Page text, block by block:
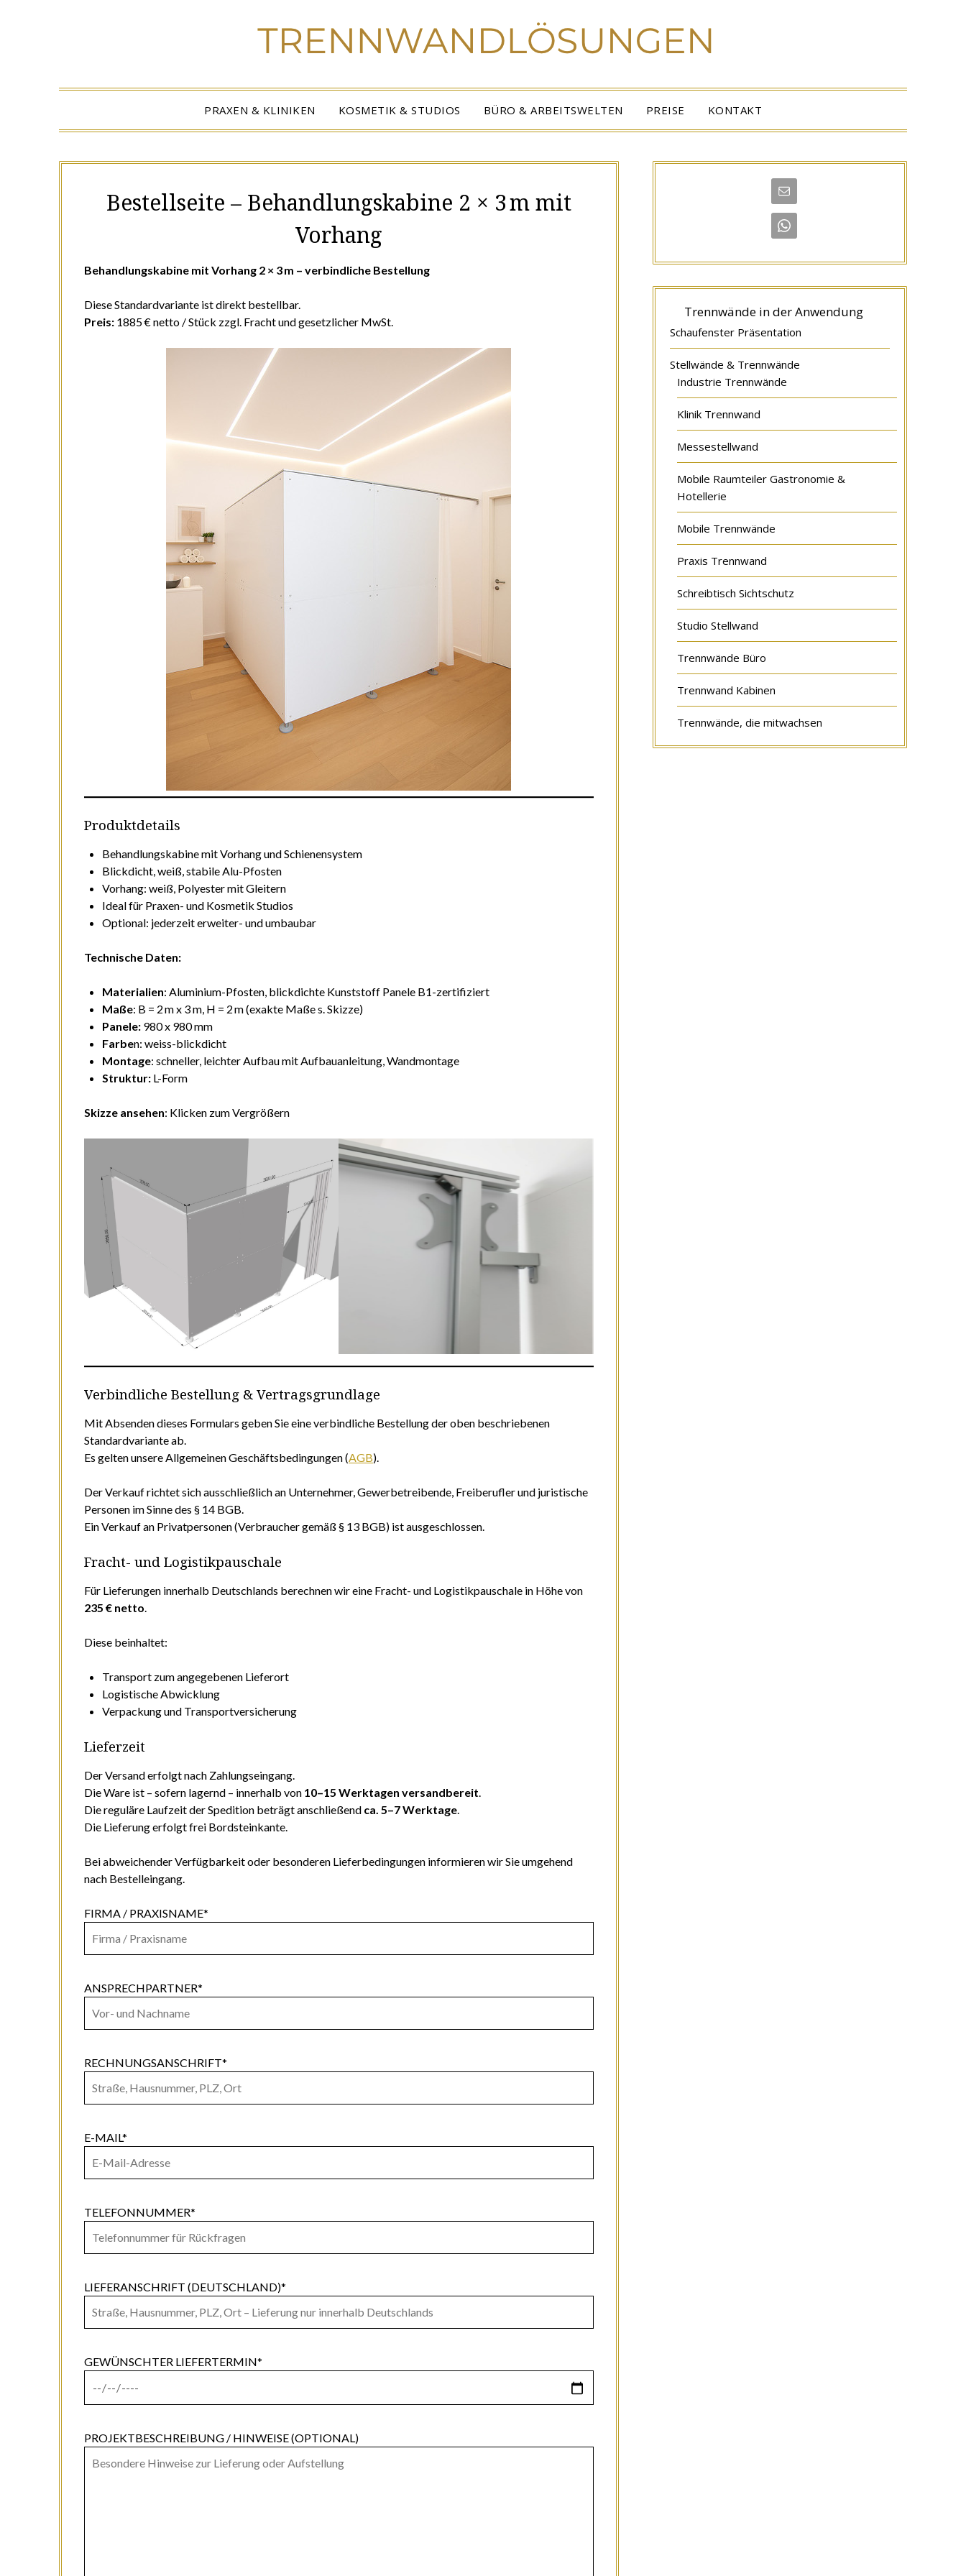
PRAXEN & KLINIKEN KOSMETIK & STUDIOS BÜRO & ARBEITSWELTEN PREISE KONTAKT
Bestellseite – Behandlungskabine 2 × 3 m mit
Vorhang
Behandlungskabine mit Vorhang 2 × 3 m – verbindliche Bestellung
Diese Standardvariante ist direkt bestellbar.
Preis: 1885 € netto / Stück zzgl. Fracht und gesetzlicher MwSt.
Produktdetails
Behandlungskabine mit Vorhang und Schienensystem
Blickdicht, weiß, stabile Alu-Pfosten
Vorhang: weiß, Polyester mit Gleitern
Ideal für Praxen- und Kosmetik Studios
Optional: jederzeit erweiter- und umbaubar
Technische Daten:
Materialien: Aluminium-Pfosten, blickdichte Kunststoff Panele B1-zertifiziert
Maße: B = 2 m x 3 m, H = 2 m (exakte Maße s. Skizze)
Panele: 980 x 980 mm
Farben: weiss-blickdicht
Montage: schneller, leichter Aufbau mit Aufbauanleitung, Wandmontage
Struktur: L-Form
Skizze ansehen: Klicken zum Vergrößern
Verbindliche Bestellung & Vertragsgrundlage
Mit Absenden dieses Formulars geben Sie eine verbindliche Bestellung der oben beschriebenen
Standardvariante ab.
Es gelten unsere Allgemeinen Geschäftsbedingungen (AGB).
Der Verkauf richtet sich ausschließlich an Unternehmer, Gewerbetreibende, Freiberufler und juristische
Personen im Sinne des § 14 BGB.
Ein Verkauf an Privatpersonen (Verbraucher gemäß § 13 BGB) ist ausgeschlossen.
Fracht- und Logistikpauschale
Für Lieferungen innerhalb Deutschlands berechnen wir eine Fracht- und Logistikpauschale in Höhe von
235 € netto.
Diese beinhaltet:
Transport zum angegebenen Lieferort
Logistische Abwicklung
Verpackung und Transportversicherung
Lieferzeit
Der Versand erfolgt nach Zahlungseingang.
Die Ware ist – sofern lagernd – innerhalb von 10–15 Werktagen versandbereit.
Die reguläre Laufzeit der Spedition beträgt anschließend ca. 5–7 Werktage.
Die Lieferung erfolgt frei Bordsteinkante.
Bei abweichender Verfügbarkeit oder besonderen Lieferbedingungen informieren wir Sie umgehend
nach Bestelleingang.
FIRMA / PRAXISNAME*
ANSPRECHPARTNER*
RECHNUNGSANSCHRIFT*
E-MAIL*
TELEFONNUMMER*
LIEFERANSCHRIFT (DEUTSCHLAND)*
GEWÜNSCHTER LIEFERTERMIN*
PROJEKTBESCHREIBUNG / HINWEISE (OPTIONAL)
Trennwände in der Anwendung
Schaufenster Präsentation
Stellwände & Trennwände
Industrie Trennwände
Klinik Trennwand
Messestellwand
Mobile Raumteiler Gastronomie &
Hotellerie
Mobile Trennwände
Praxis Trennwand
Schreibtisch Sichtschutz
Studio Stellwand
Trennwände Büro
Trennwand Kabinen
Trennwände, die mitwachsen